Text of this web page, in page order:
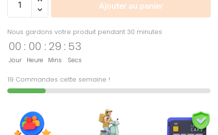
Ajouter au panier
Nous gardons votre produit pendant 30 minutes
00
Jour
: 00
Heure
: 29
Mins
: 53
Secs
19 Commandes cette semaine !